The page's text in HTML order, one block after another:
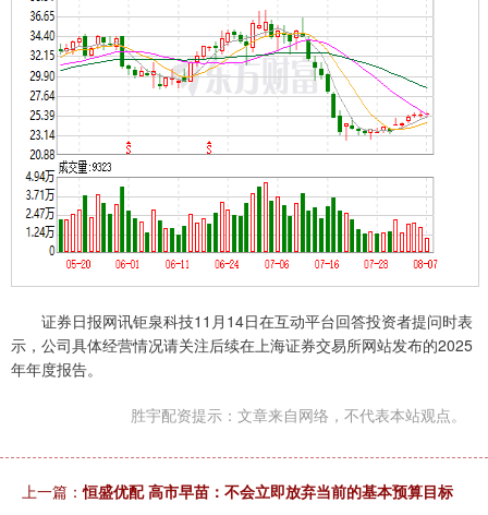
证券日报网讯钜泉科技11月14日在互动平台回答投资者提问时表
示，公司具体经营情况请关注后续在上海证券交易所网站发布的2025
年年度报告。
胜宇配资提示：文章来自网络，不代表本站观点。
上一篇：恒盛优配 高市早苗：不会立即放弃当前的基本预算目标